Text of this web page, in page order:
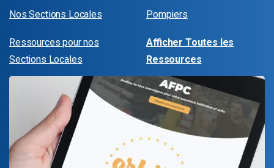
Nos Sections Locales
Ressources pour nos
Sections Locales
Pompiers
Afficher Toutes les
Ressources